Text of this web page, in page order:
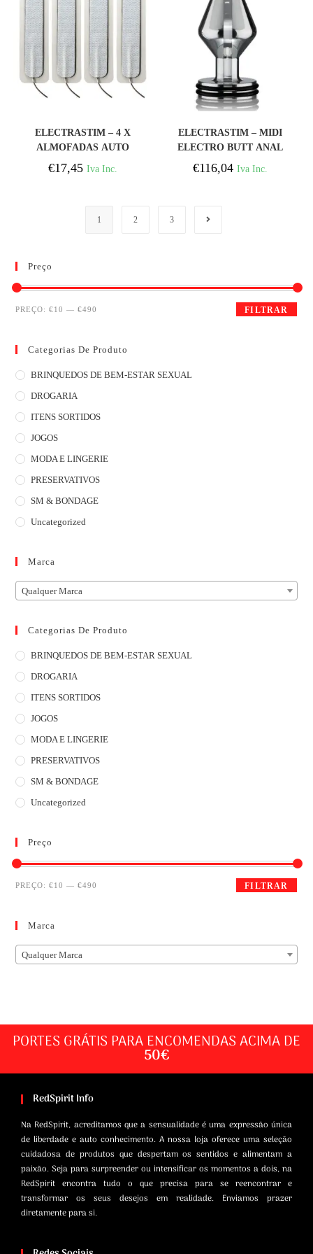
ELECTRASTIM – 4 X
ALMOFADAS AUTO
ADESIVAS LONGAS
1.5CM X 7.5CM
€17,45 Iva Inc.
ELECTRASTIM – MIDI
ELECTRO BUTT ANAL
PLUG M
€116,04 Iva Inc.
1 2 3
Preço
FILTRAR
PREÇO:€10 —€490
Categorias De Produto
BRINQUEDOS DE BEM-ESTAR SEXUAL
DROGARIA
ITENS SORTIDOS
JOGOS
MODA E LINGERIE
PRESERVATIVOS
SM & BONDAGE
Uncategorized
Marca
Qualquer Marca
Categorias De Produto
BRINQUEDOS DE BEM-ESTAR SEXUAL
DROGARIA
ITENS SORTIDOS
JOGOS
MODA E LINGERIE
PRESERVATIVOS
SM & BONDAGE
Uncategorized
Preço
FILTRAR
PREÇO:€10 —€490
Marca
Qualquer Marca
PORTES GRÁTIS PARA ENCOMENDAS ACIMA DE
50€
RedSpirit Info
Na RedSpirit, acreditamos que a sensualidade é uma expressão única
de liberdade e auto conhecimento. A nossa loja oferece uma seleção
cuidadosa de produtos que despertam os sentidos e alimentam a
paixão. Seja para surpreender ou intensificar os momentos a dois, na
RedSpirit encontra tudo o que precisa para se reencontrar e
transformar os seus desejos em realidade. Enviamos prazer
diretamente para si.